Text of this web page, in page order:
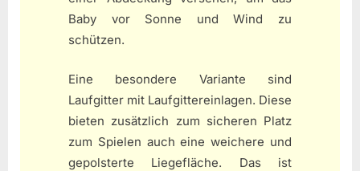
Baby vor Sonne und Wind zu
schützen.
Eine besondere Variante sind
Laufgitter mit Laufgittereinlagen. Diese
bieten zusätzlich zum sicheren Platz
zum Spielen auch eine weichere und
gepolsterte Liegefläche. Das ist